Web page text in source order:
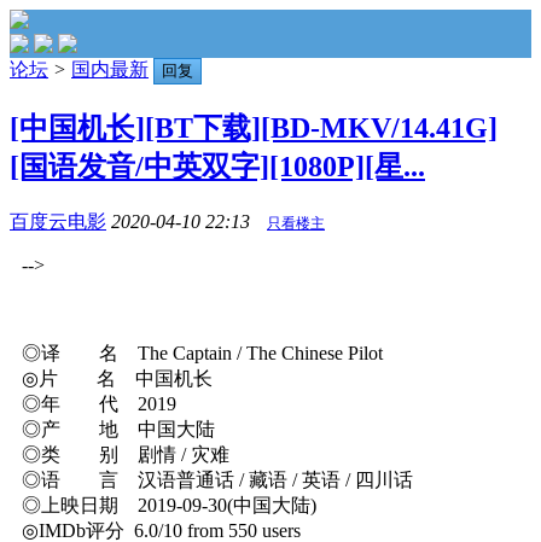
论坛 > 国内最新 回复
[中国机长][BT下载][BD-MKV/14.41G]
[国语发音/中英双字][1080P][星...
百度云电影 2020-04-10 22:13 只看楼主
-->
◎译 名 The Captain / The Chinese Pilot
◎片 名 中国机长
◎年 代 2019
◎产 地 中国大陆
◎类 别 剧情 / 灾难
◎语 言 汉语普通话 / 藏语 / 英语 / 四川话
◎上映日期 2019-09-30(中国大陆)
◎IMDb评分 6.0/10 from 550 users